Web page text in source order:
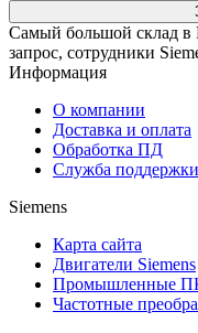
Самый большой склад в
запрос, сотрудники
Информация
О компании
Доставка и оплата
Обработка ПД
Служба поддержки
Siemens
Карта сайта
Двигатели Siemens
Промышленные
Частотные